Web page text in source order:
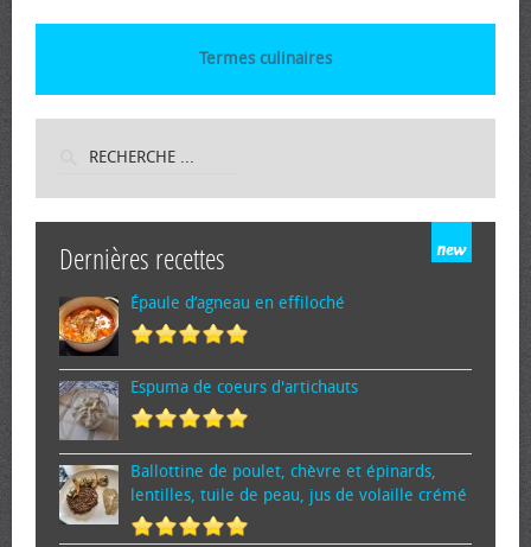
Termes culinaires
Dernières recettes
Épaule d’agneau en effiloché
Espuma de cœurs d'artichauts
Ballottine de poulet, chèvre et épinards,
lentilles, tuile de peau, jus de volaille crémé